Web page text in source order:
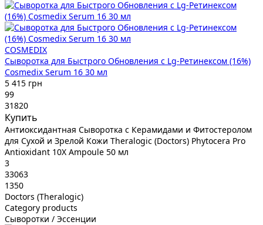
COSMEDIX
Сыворотка для Быстрого Обновления с Lg-Ретинексом (16%)
Cosmedix Serum 16 30 мл
5 415 грн
99
31820
Купить
Антиоксидантная Сыворотка с Керамидами и Фитостеролом
для Сухой и Зрелой Кожи Theralogic (Doctors) Phytocera Pro
Antioxidant 10X Ampoule 50 мл
3
33063
1350
Doctors (Theralogic)
Category products
Сыворотки / Эссенции